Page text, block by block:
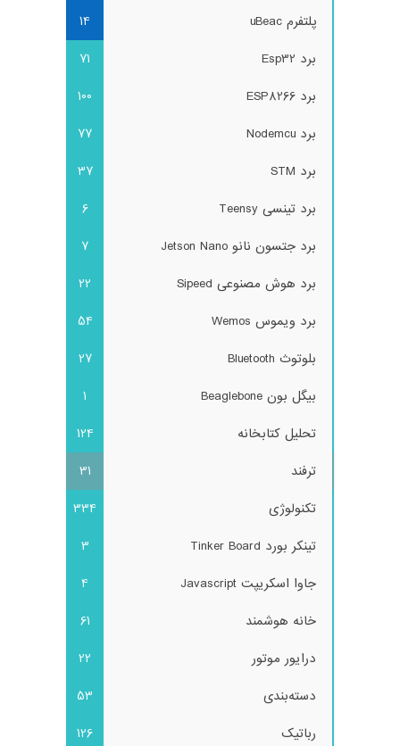
پلتفرم uBeac
14
برد Esp32
71
برد ESP8266
100
برد Nodemcu
77
برد STM
37
برد تینسی Teensy
6
برد جتسون نانو Jetson Nano
7
برد هوش مصنوعی Sipeed
22
برد ویموس Wemos
54
بلوتوث Bluetooth
27
بیگل بون Beaglebone
1
تحلیل کتابخانه
124
ترفند
31
تکنولوژی
334
تینکر بورد Tinker Board
3
جاوا اسکریپت Javascript
4
خانه هوشمند
61
درایور موتور
22
دسته‌بندی
53
رباتیک
126